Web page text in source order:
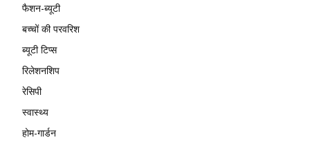
फैशन-ब्यूटी
बच्चों की परवरिश
ब्यूटी टिप्स
रिलेशनशिप
रेसिपी
स्वास्थ्य
होम-गार्डन